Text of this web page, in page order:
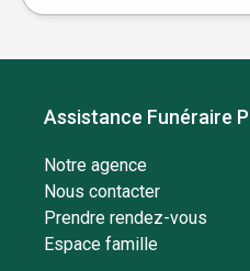
Assistance Funéraire
Notre agence
Nous contacter
Prendre rendez-vous
Espace famille